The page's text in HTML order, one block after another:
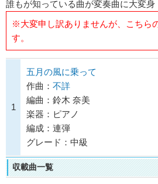
誰もが知っている曲が変奏曲に大変身
※大変申し訳ありませんが、こちら
す。
1
五月の風に乗って
作曲： 不詳
編曲：鈴木 奈美
楽器：ピアノ
編成：連弾
グレード：中級
収載曲一覧